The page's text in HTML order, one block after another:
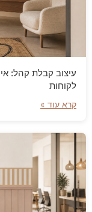
עיצוב קבלת קהל:
לקוחות
קרא עוד »